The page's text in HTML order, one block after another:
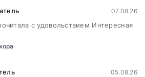
07.08.26
с удовольствием Интересная
05.08.26